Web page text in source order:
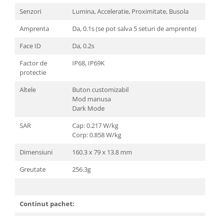
Senzori
Lumina, Acceleratie, Proximitate, Busola
Amprenta
Da, 0.1s (se pot salva 5 seturi de amprente)
Face ID
Da, 0.2s
Factor de
protectie
IP68, IP69K
Altele
Buton customizabil
Mod manusa
Dark Mode
SAR
Cap: 0.217 W/kg
Corp: 0.858 W/kg
Dimensiuni
160.3 x 79 x 13.8 mm
Greutate
256.3g
Continut pachet: